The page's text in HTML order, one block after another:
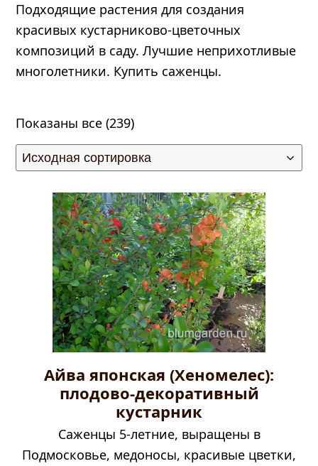
Подходящие растения для создания
красивых кустарниково-цветочных
композиций в саду. Лучшие неприхотливые
многолетники. Купить саженцы.
Показаны все (239)
Айва японская (Хеномелес):
плодово-декоративный
кустарник
Саженцы 5-летние, выращены в
Подмосковье, медоносы, красивые цветки,